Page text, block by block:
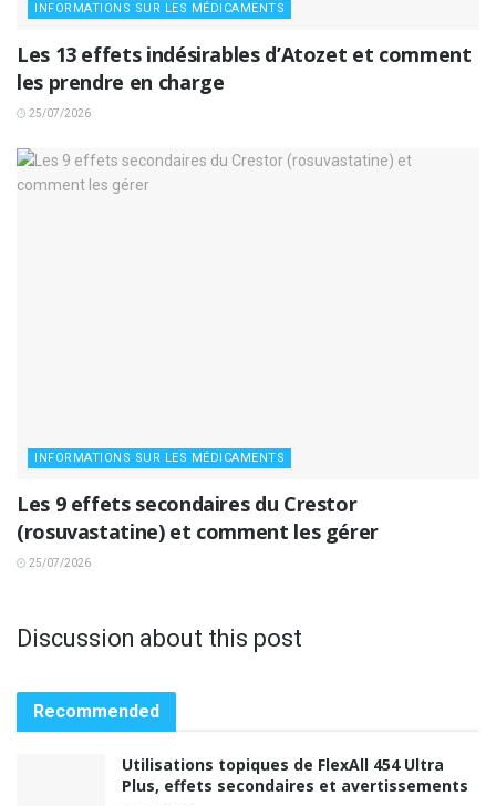
INFORMATIONS SUR LES MÉDICAMENTS
Les 13 effets indésirables d’Atozet et comment
les prendre en charge
25/07/2026
INFORMATIONS SUR LES MÉDICAMENTS
Les 9 effets secondaires du Crestor
(rosuvastatine) et comment les gérer
25/07/2026
Discussion about this post
Recommended
Utilisations topiques de FlexAll 454 Ultra
Plus, effets secondaires et avertissements